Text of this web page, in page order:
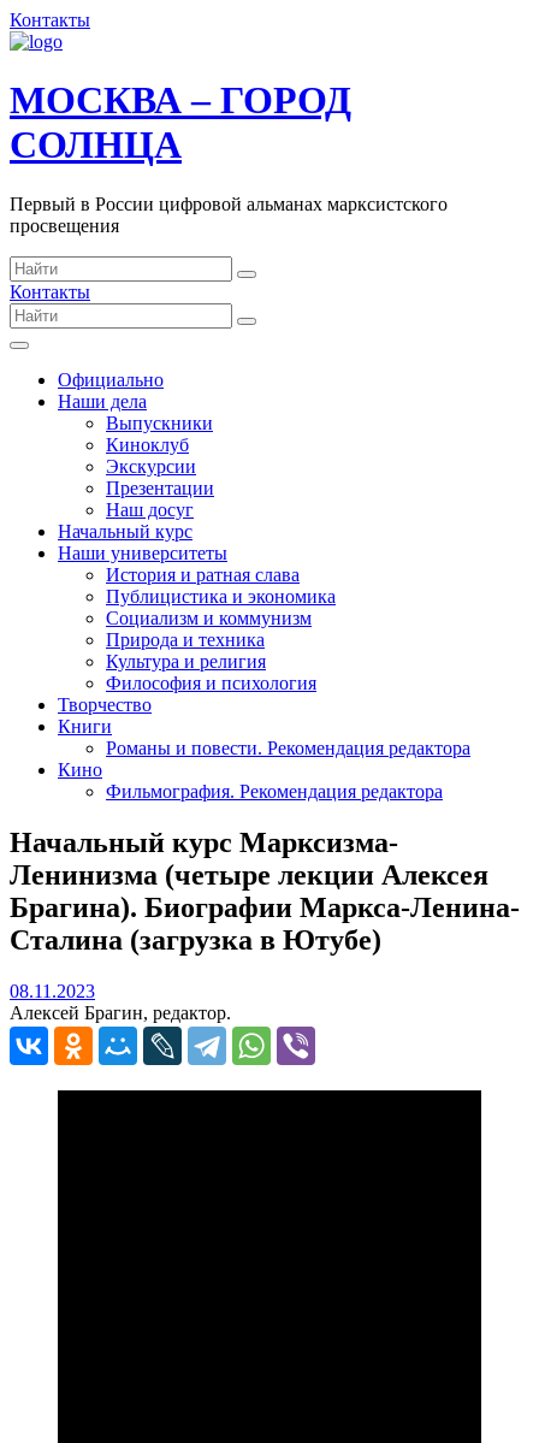
Контакты
МОСКВА – ГОРОД
СОЛНЦА
Первый в России цифровой альманах марксистского
просвещения
Контакты
Официально
Наши дела
Выпускники
Киноклуб
Экскурсии
Презентации
Наш досуг
Начальный курс
Наши университеты
История и ратная слава
Публицистика и экономика
Социализм и коммунизм
Природа и техника
Культура и религия
Философия и психология
Творчество
Книги
Романы и повести. Рекомендация редактора
Кино
Фильмография. Рекомендация редактора
Начальный курс Марксизма-
Ленинизма (четыре лекции Алексея
Брагина). Биографии Маркса-Ленина-
Сталина (загрузка в Ютубе)
08.11.202308.11.2023
Алексей Брагин, редактор.